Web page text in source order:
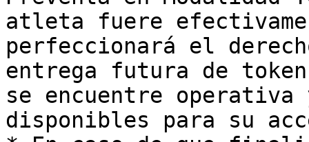
atleta fuere
perfeccionará el
entrega futura de
se encuentre
disponibles para su